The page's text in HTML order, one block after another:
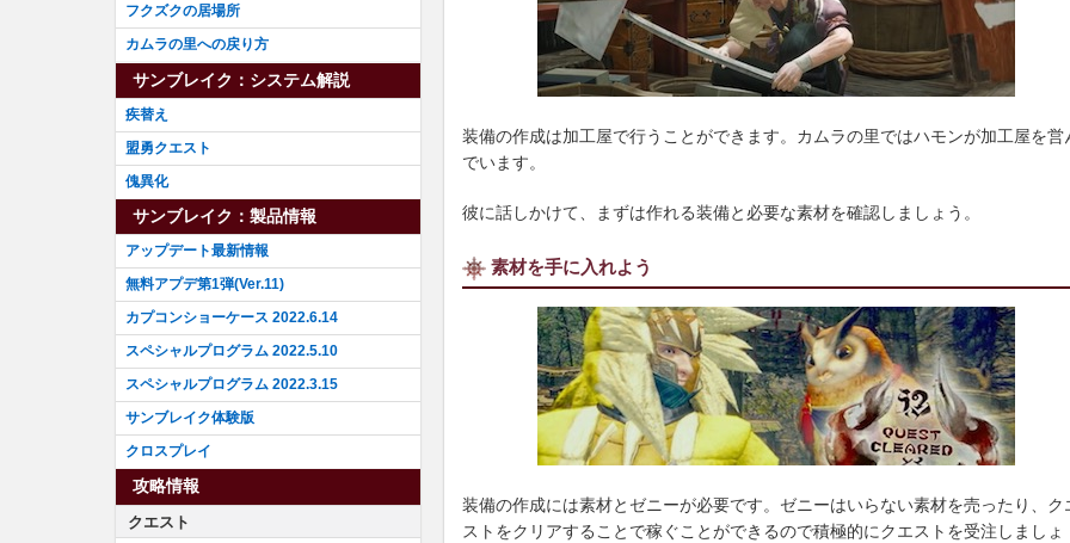
装備の作成は加工屋で行うことができます。カムラの里ではハモンが加工屋を営
でいます。
彼に話しかけて、まずは作れる装備と必要な素材を確認しましょう。
素材を手に入れよう
装備の作成には素材とゼニーが必要です。ゼニーはいらない素材を売ったり、ク
ストをクリアすることで稼ぐことができるので積極的にクエストを受注しましょ
フクズクの居場所
カムラの里への戻り方
サンブレイク：システム解説
疾替え
盟勇クエスト
傀異化
サンブレイク：製品情報
アップデート最新情報
無料アプデ第1弾(Ver.11)
カプコンショーケース 2022.6.14
スペシャルプログラム 2022.5.10
スペシャルプログラム 2022.3.15
サンブレイク体験版
クロスプレイ
攻略情報
クエスト